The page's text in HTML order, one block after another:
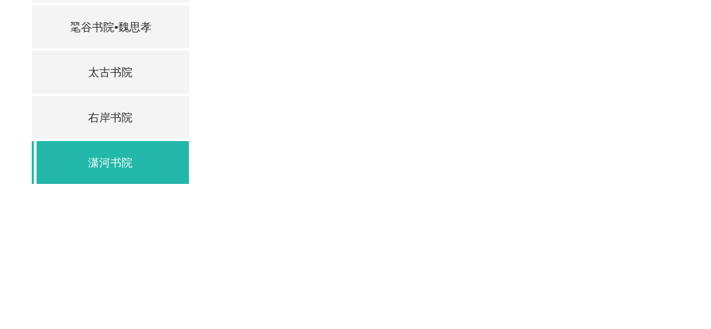
毣谷书院▪魏思孝
太古书院
右岸书院
潇河书院